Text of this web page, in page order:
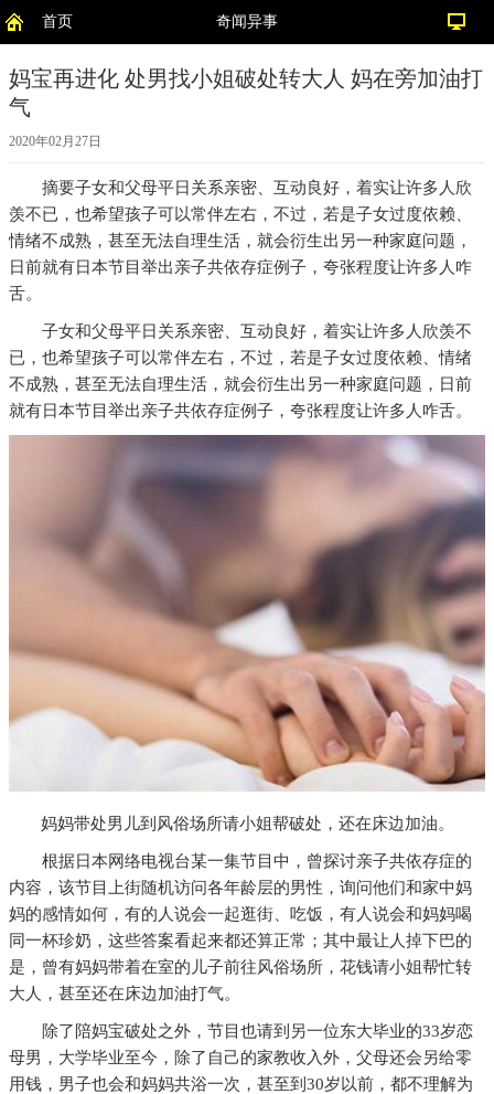
首页 奇闻异事
妈宝再进化 处男找小姐破处转大人 妈在旁加油打
气
2020年02月27日
摘要子女和父母平日关系亲密、互动良好，着实让许多人欣
羡不已，也希望孩子可以常伴左右，不过，若是子女过度依赖、
情绪不成熟，甚至无法自理生活，就会衍生出另一种家庭问题，
日前就有日本节目举出亲子共依存症例子，夸张程度让许多人咋
舌。
子女和父母平日关系亲密、互动良好，着实让许多人欣羡不
已，也希望孩子可以常伴左右，不过，若是子女过度依赖、情绪
不成熟，甚至无法自理生活，就会衍生出另一种家庭问题，日前
就有日本节目举出亲子共依存症例子，夸张程度让许多人咋舌。
妈妈带处男儿到风俗场所请小姐帮破处，还在床边加油。
根据日本网络电视台某一集节目中，曾探讨亲子共依存症的
内容，该节目上街随机访问各年龄层的男性，询问他们和家中妈
妈的感情如何，有的人说会一起逛街、吃饭，有人说会和妈妈喝
同一杯珍奶，这些答案看起来都还算正常；其中最让人掉下巴的
是，曾有妈妈带着在室的儿子前往风俗场所，花钱请小姐帮忙转
大人，甚至还在床边加油打气。
除了陪妈宝破处之外，节目也请到另一位东大毕业的33岁恋
母男，大学毕业至今，除了自己的家教收入外，父母还会另给零
用钱，男子也会和妈妈共浴一次，甚至到30岁以前，都不理解为